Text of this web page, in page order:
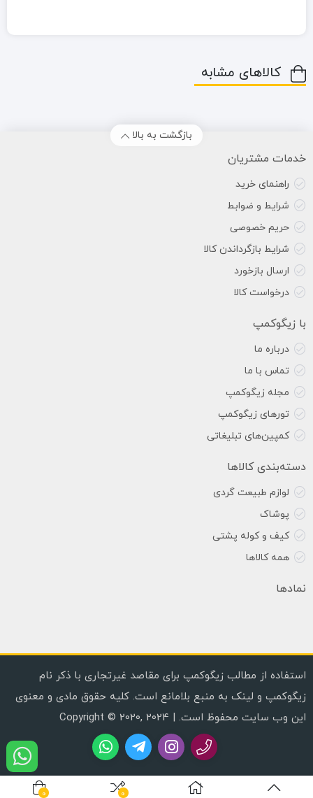
کالاهای مشابه
بازگشت به بالا
خدمات مشتریان
راهنمای خرید
شرایط و ضوابط
حریم خصوصی
شرایط بازگرداندن کالا
ارسال بازخورد
درخواست کالا
با زیگوکمپ
درباره ما
تماس با ما
مجله زیگوکمپ
تورهای زیگوکمپ
کمپین‌های تبلیغاتی
دسته‌بندی کالاها
لوازم طبیعت گردی
پوشاک
کیف و کوله پشتی
همه کالاها
نمادها
استفاده از مطالب زیگوکمپ برای مقاصد غیرتجاری با ذکر نام
زیگوکمپ و لینک به منبع بلامانع است. کلیه حقوق مادی و معنوی
این وب سایت محفوظ است. | Copyright © 2020, 2024
0
0